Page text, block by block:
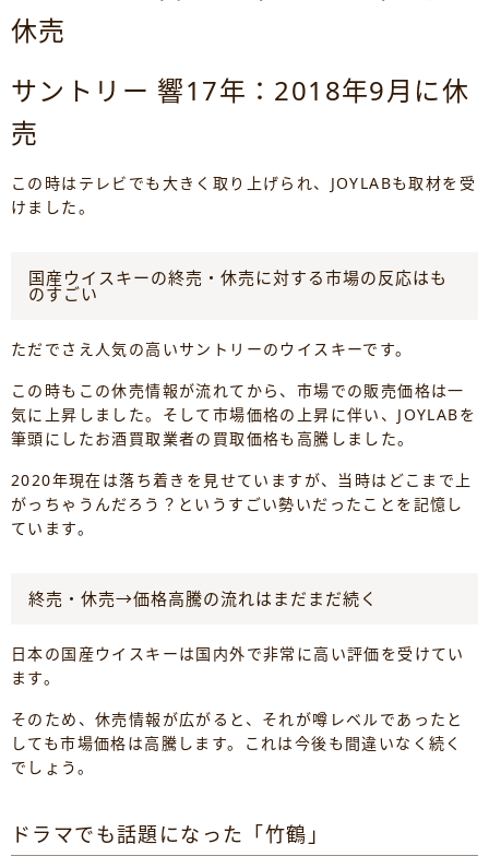
休売
サントリー 響17年：2018年9月に休
売
この時はテレビでも大きく取り上げられ、JOYLABも取材を受
けました。
国産ウイスキーの終売・休売に対する市場の反応はも
のすごい
ただでさえ人気の高いサントリーのウイスキーです。
この時もこの休売情報が流れてから、市場での販売価格は一
気に上昇しました。そして市場価格の上昇に伴い、JOYLABを
筆頭にしたお酒買取業者の買取価格も高騰しました。
2020年現在は落ち着きを見せていますが、当時はどこまで上
がっちゃうんだろう？というすごい勢いだったことを記憶し
ています。
終売・休売→価格高騰の流れはまだまだ続く
日本の国産ウイスキーは国内外で非常に高い評価を受けてい
ます。
そのため、休売情報が広がると、それが噂レベルであったと
しても市場価格は高騰します。これは今後も間違いなく続く
でしょう。
ドラマでも話題になった「竹鶴」